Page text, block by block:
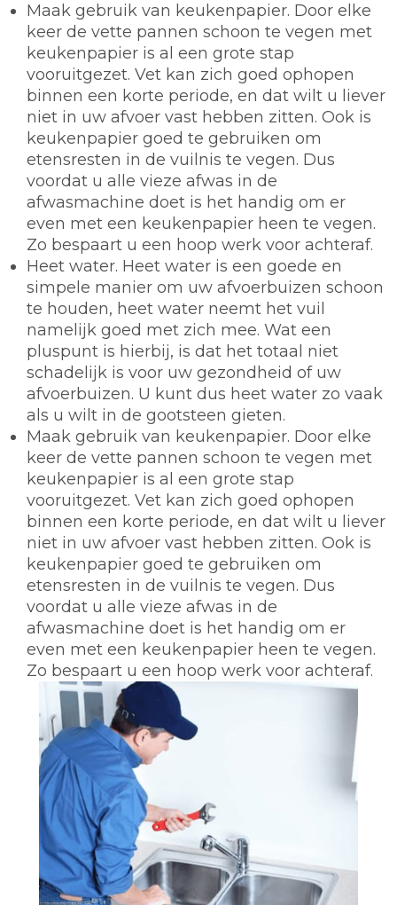
Maak gebruik van keukenpapier. Door elke
keer de vette pannen schoon te vegen met
keukenpapier is al een grote stap
vooruitgezet. Vet kan zich goed ophopen
binnen een korte periode, en dat wilt u liever
niet in uw afvoer vast hebben zitten. Ook is
keukenpapier goed te gebruiken om
etensresten in de vuilnis te vegen. Dus
voordat u alle vieze afwas in de
afwasmachine doet is het handig om er
even met een keukenpapier heen te vegen.
Zo bespaart u een hoop werk voor achteraf.
Heet water. Heet water is een goede en
simpele manier om uw afvoerbuizen schoon
te houden, heet water neemt het vuil
namelijk goed met zich mee. Wat een
pluspunt is hierbij, is dat het totaal niet
schadelijk is voor uw gezondheid of uw
afvoerbuizen. U kunt dus heet water zo vaak
als u wilt in de gootsteen gieten.
Maak gebruik van keukenpapier. Door elke
keer de vette pannen schoon te vegen met
keukenpapier is al een grote stap
vooruitgezet. Vet kan zich goed ophopen
binnen een korte periode, en dat wilt u liever
niet in uw afvoer vast hebben zitten. Ook is
keukenpapier goed te gebruiken om
etensresten in de vuilnis te vegen. Dus
voordat u alle vieze afwas in de
afwasmachine doet is het handig om er
even met een keukenpapier heen te vegen.
Zo bespaart u een hoop werk voor achteraf.